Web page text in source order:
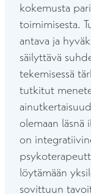
kokemusta
toimimisesta.
antava ja
säilyttävä
tekemisessä
tutkitut
olemaan läsnä
on
löytämään
sovittuun